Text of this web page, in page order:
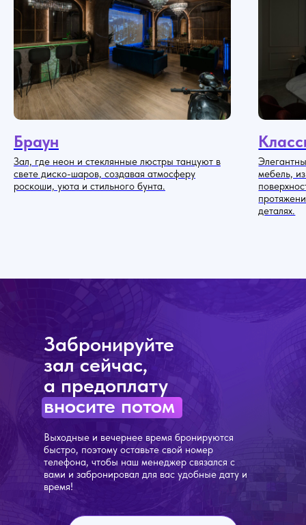
Браун
Зал, где неон и стеклянные люстры танцуют в
свете диско-шаров, создавая атмосферу
роскоши, уюта и стильного бунта.
мебель,
деталях.
Забронируйте
зал сейчас,
а предоплату
вносите потом
Выходные и вечернее время бронируются
быстро, поэтому оставьте свой номер
телефона, чтобы наш менеджер связался с
вами и забронировал для вас удобные дату и
время!